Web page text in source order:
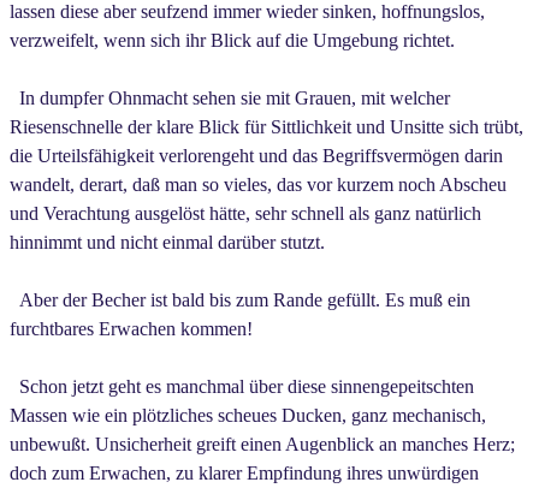
lassen diese aber seufzend immer wieder sinken, hoffnungslos,
verzweifelt, wenn sich ihr Blick auf die Umgebung richtet.
In dumpfer Ohnmacht sehen sie mit Grauen, mit welcher
Riesenschnelle der klare Blick für Sittlichkeit und Unsitte sich trübt,
die Urteilsfähigkeit verlorengeht und das Begriffsvermögen darin
wandelt, derart, daß man so vieles, das vor kurzem noch Abscheu
und Verachtung ausgelöst hätte, sehr schnell als ganz natürlich
hinnimmt und nicht einmal darüber stutzt.
Aber der Becher ist bald bis zum Rande gefüllt. Es muß ein
furchtbares Erwachen kommen!
Schon jetzt geht es manchmal über diese sinnengepeitschten
Massen wie ein plötzliches scheues Ducken, ganz mechanisch,
unbewußt. Unsicherheit greift einen Augenblick an manches Herz;
doch zum Erwachen, zu klarer Empfindung ihres unwürdigen